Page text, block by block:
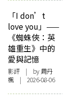
「I don’t
love you」——
《蜘蛛俠：英
雄重生》中的
愛與記憶
影評 | by周丹
楓 | 2026-08-06